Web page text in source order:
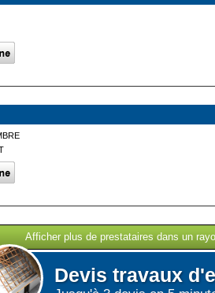
Devis travaux
Afficher plus de prestataires dans un